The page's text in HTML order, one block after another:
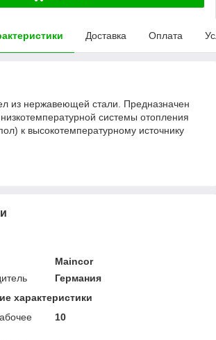
Доставка Оплата
из нержавеющей стали. Предназначен
системы отопления
к высокотемпературному источнику
Maincor
Германия
характеристики
10